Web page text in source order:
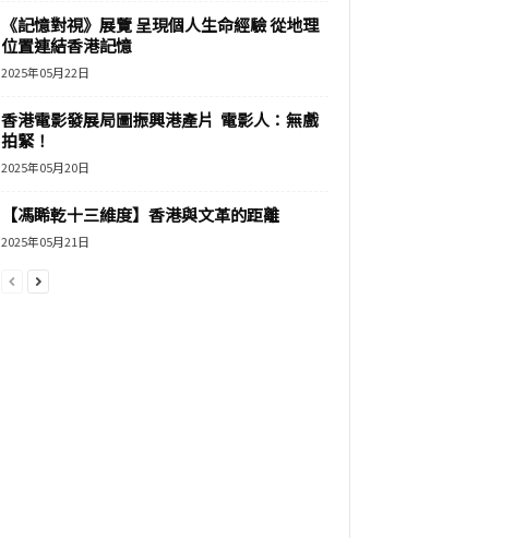
《記憶對視》展覽 呈現個人生命經驗 從地理
位置連結香港記憶
2025年05月22日
香港電影發展局圖振興港產片 電影人：無戲
拍緊！
2025年05月20日
【馮睎乾十三維度】香港與文革的距離
2025年05月21日